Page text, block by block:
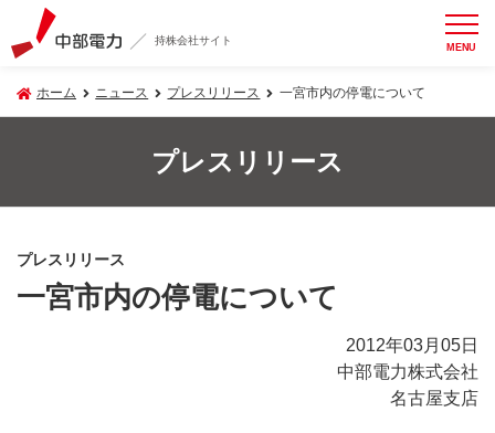
持株会社サイト MENU
ホーム ニュース プレスリリース 一宮市内の停電について
プレスリリース
プレスリリース
一宮市内の停電について
2012年03月05日
中部電力株式会社
名古屋支店